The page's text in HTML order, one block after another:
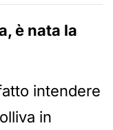
è nata la
intendere
in